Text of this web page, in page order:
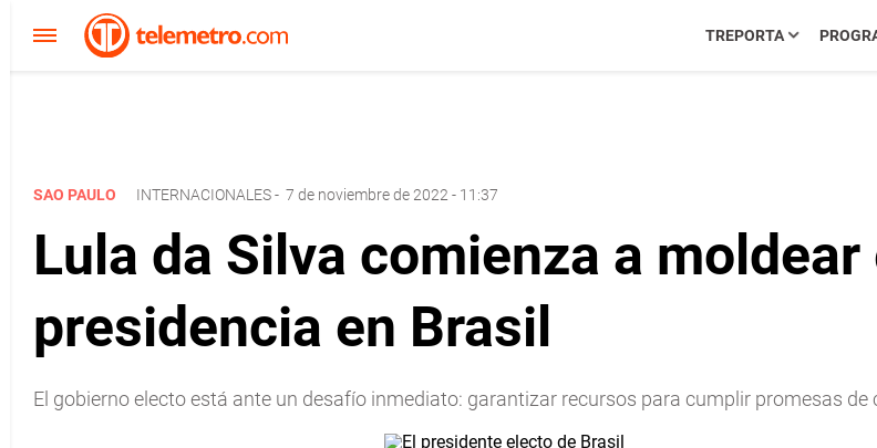
TREPORTA
SAO PAULO INTERNACIONALES- 7 de noviembre de 2022 - 11:37
Lula da Silva comienza a
presidencia en Brasil
El gobierno electo está ante un desafío inmediato: garantizar recursos para cumplir promesas